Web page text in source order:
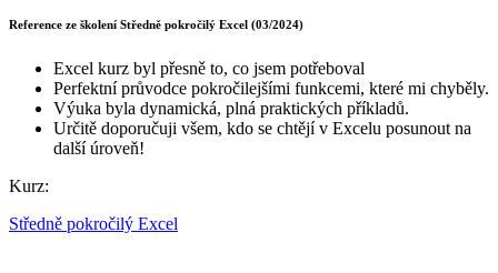
Reference ze školení Středně pokročilý Excel (03/2024)
Excel kurz byl přesně to, co jsem potřeboval
Perfektní průvodce pokročilejšími funkcemi, které mi chyběly.
Výuka byla dynamická, plná praktických příkladů.
Určitě doporučuji všem, kdo se chtějí v Excelu posunout na
další úroveň!
Kurz:
Středně pokročilý Excel